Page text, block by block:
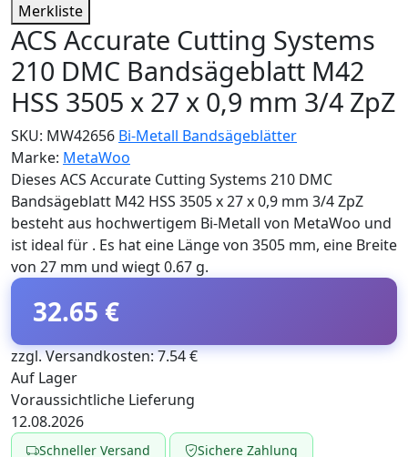
Merkliste
ACS Accurate Cutting Systems
210 DMC Bandsägeblatt M42
HSS 3505 x 27 x 0,9 mm 3/4 ZpZ
SKU: MW42656 Bi-Metall Bandsägeblätter
Marke: MetaWoo
Dieses ACS Accurate Cutting Systems 210 DMC
Bandsägeblatt M42 HSS 3505 x 27 x 0,9 mm 3/4 ZpZ
besteht aus hochwertigem Bi-Metall von MetaWoo und
ist ideal für . Es hat eine Länge von 3505 mm, eine Breite
von 27 mm und wiegt 0.67 g.
32.65 €
zzgl. Versandkosten: 7.54 €
Auf Lager
Voraussichtliche Lieferung
12.08.2026
Schneller Versand Sichere Zahlung